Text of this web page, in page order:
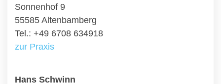
Sonnenhof 9
55585 Altenbamberg
Tel.: +49 6708 634918
zur Praxis
Hans Schwinn